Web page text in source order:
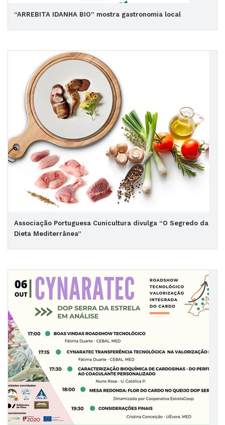
“ARREBITA IDANHA BIO” mostra gastronomia local
Associação Portuguesa Cunicultura divulga “O Segredo da
Dieta Mediterrânea”